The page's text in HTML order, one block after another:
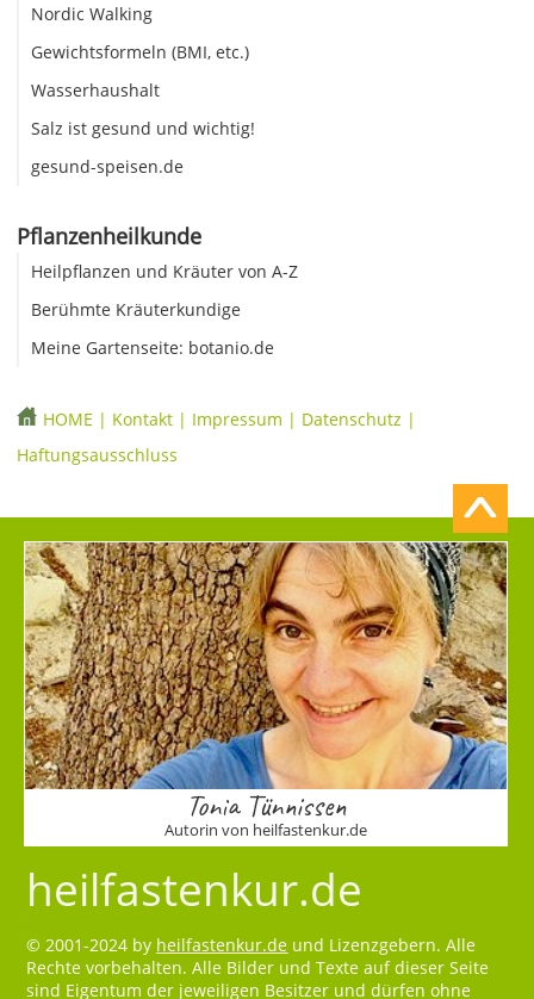
Nordic Walking
Gewichtsformeln (BMI, etc.)
Wasserhaushalt
Salz ist gesund und wichtig!
gesund-speisen.de
Pflanzenheilkunde
Heilpflanzen und Kräuter von A-Z
Berühmte Kräuterkundige
Meine Gartenseite: botanio.de
HOME | Kontakt | Impressum | Datenschutz |
Haftungsausschluss
Tonia Tünnissen
Autorin von heilfastenkur.de
heilfastenkur.de
© 2001-2024 by heilfastenkur.de und Lizenzgebern. Alle
Rechte vorbehalten. Alle Bilder und Texte auf dieser Seite
sind Eigentum der jeweiligen Besitzer und dürfen ohne